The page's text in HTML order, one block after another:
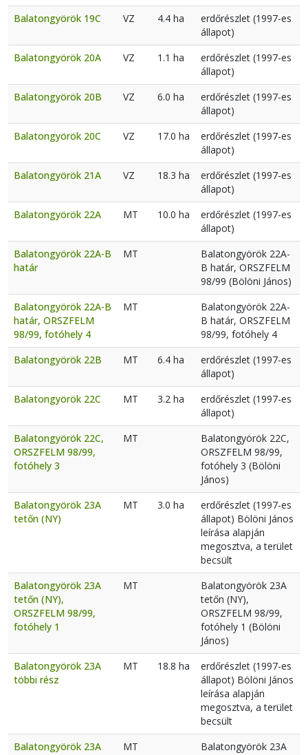
Balatongyörök 19C
VZ 4.4 ha
erdőrészlet (1997-es
állapot)
Balatongyörök 20A
VZ 1.1 ha
erdőrészlet (1997-es
állapot)
Balatongyörök 20B
VZ 6.0 ha
erdőrészlet (1997-es
állapot)
Balatongyörök 20C
VZ 17.0 ha
erdőrészlet (1997-es
állapot)
Balatongyörök 21A
VZ 18.3 ha
erdőrészlet (1997-es
állapot)
Balatongyörök 22A
MT 10.0 ha
erdőrészlet (1997-es
állapot)
Balatongyörök 22A-B
határ
MT
Balatongyörök 22A-
B határ, ORSZFELM
98/99 (Bölöni János)
Balatongyörök 22A-B
határ, ORSZFELM
98/99, fotóhely 4
MT
Balatongyörök 22A-
B határ, ORSZFELM
98/99, fotóhely 4
Balatongyörök 22B
MT 6.4 ha
erdőrészlet (1997-es
állapot)
Balatongyörök 22C
MT 3.2 ha
erdőrészlet (1997-es
állapot)
Balatongyörök 22C,
ORSZFELM 98/99,
fotóhely 3
MT
Balatongyörök 22C,
ORSZFELM 98/99,
fotóhely 3 (Bölöni
János)
Balatongyörök 23A
tetőn (NY)
MT 3.0 ha
erdőrészlet (1997-es
állapot) Bölöni János
leírása alapján
megosztva, a terület
becsült
Balatongyörök 23A
tetőn (NY),
ORSZFELM 98/99,
fotóhely 1
MT
Balatongyörök 23A
tetőn (NY),
ORSZFELM 98/99,
fotóhely 1 (Bölöni
János)
Balatongyörök 23A
többi rész
MT 18.8 ha
erdőrészlet (1997-es
állapot) Bölöni János
leírása alapján
megosztva, a terület
becsült
Balatongyörök 23A
MT
Balatongyörök 23A